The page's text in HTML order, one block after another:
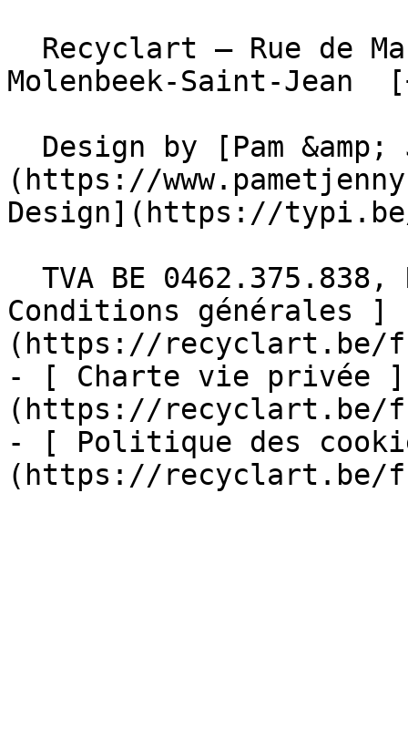
Molenbeek-Saint-
(https://
Design](https://
Conditions générales ]
(https://recyclart.be/
- [ Charte vie privée ]
(https://recyclart.be/
- [ Politique des